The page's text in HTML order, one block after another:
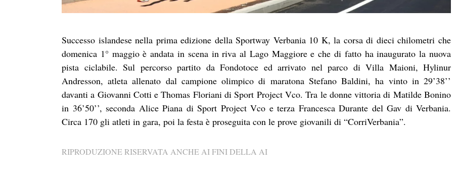
Successo islandese nella prima edizione della Sportway Verbania 10 K, la corsa di dieci chilometri che
domenica 1° maggio è andata in scena in riva al Lago Maggiore e che di fatto ha inaugurato la nuova
pista ciclabile. Sul percorso partito da Fondotoce ed arrivato nel parco di Villa Maioni, Hylinur
Andresson, atleta allenato dal campione olimpico di maratona Stefano Baldini, ha vinto in 29’38’’
davanti a Giovanni Cotti e Thomas Floriani di Sport Project Vco. Tra le donne vittoria di Matilde Bonino
in 36’50’’, seconda Alice Piana di Sport Project Vco e terza Francesca Durante del Gav di Verbania.
Circa 170 gli atleti in gara, poi la festa è proseguita con le prove giovanili di “CorriVerbania”.
RIPRODUZIONE RISERVATA ANCHE AI FINI DELLA AI